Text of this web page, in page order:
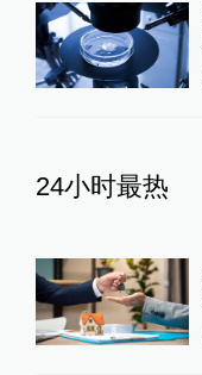
24小时最热